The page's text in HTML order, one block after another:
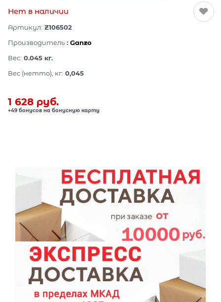
Нет в наличии
Артикул: Z106502
Производитель : Ganzo
Вес: 0.045 кг.
Вес (нетто), кг: 0,045
1 628 руб.
+49 бонусов на бонусную карту